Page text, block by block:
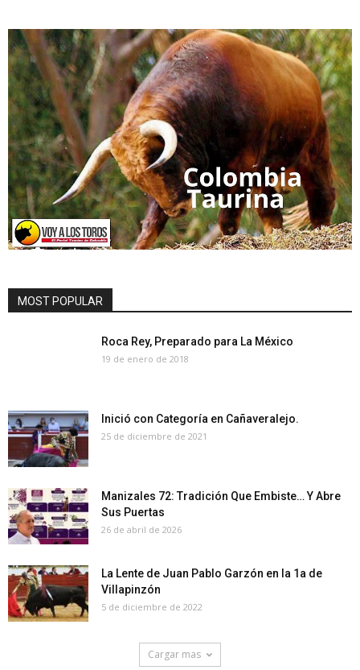
MOST POPULAR
Roca Rey, Preparado para La México
19 de enero de 2018
Inició con Categoría en Cañaveralejo.
25 de diciembre de 2021
Manizales 72: Tradición Que Embiste… Y Abre
Sus Puertas
26 de abril de 2026
La Lente de Juan Pablo Garzón en la 1a de
Villapinzón
5 de diciembre de 2022
Cargar mas